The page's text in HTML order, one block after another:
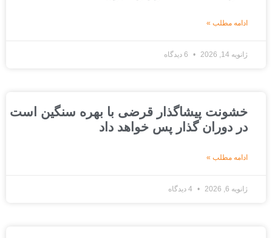
ادامه مطلب »
ژانویه 14, 2026 6 دیدگاه
خشونت پیشاگذار قرضی با بهره سنگین است که
در دوران گذار پس خواهد داد
ادامه مطلب »
ژانویه 6, 2026 4 دیدگاه